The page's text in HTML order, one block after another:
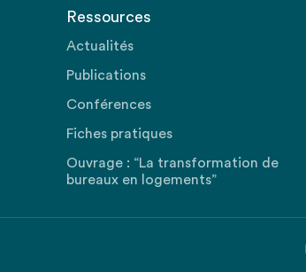
Ressources
Actualités
Publications
Conférences
Fiches pratiques
Ouvrage : “La transformation de
bureaux en logements”